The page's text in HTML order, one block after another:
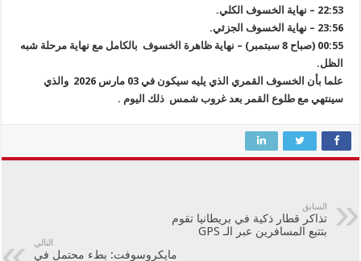
22:53 – نهاية الخسوف الكلي.
23:56 – نهاية الخسوف الجزئي.
00:55 (صباح 8 سبتمبر) – نهاية ظاهرة الخسوف بالكامل مع نهاية مرحلة شبه
الظل.
علما بأن الخسوف القمري الذي يليه سيكون في 03 مارس 2026 والذي
سينتهي مع طلوع القمر بعد غروب شمس ذلك اليوم .
السابق
تذاكر قطار ذكية في بريطانيا تقوم
بتتبع المسافرين عبر الـ GPS
التالي
مايكروسوفت: بطء محتمل في